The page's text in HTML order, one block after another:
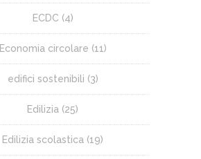
ECDC (4)
Economia circolare (11)
edifici sostenibili (3)
Edilizia (25)
Edilizia scolastica (19)